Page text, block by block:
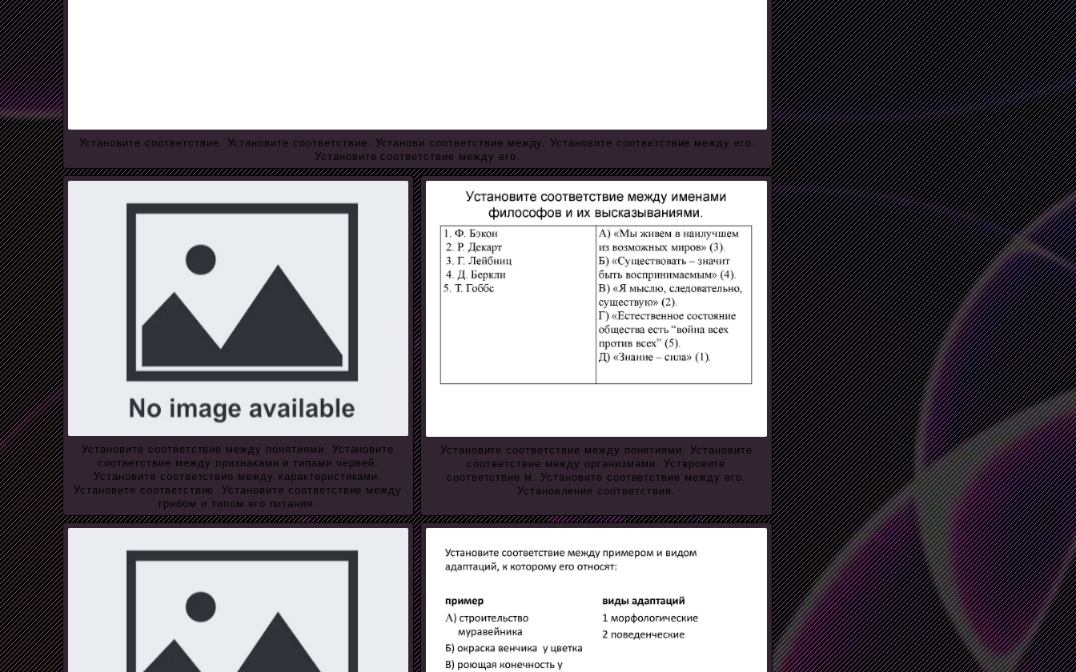
Установите соответствие. Установите соответствие. Установи соответствие между. Установите соответствие между его.
Установите соответствие между его.
Установите соответствие между понятиями. Установите
соответствие между признаками и типами червей.
Установите соответствие между характеристиками.
Установите соответствие. Установите соответствие между
грибом и типом его питания.
Установите соответствие между понятиями. Установите
соответствие между организмами. Уствровите
соответствие м. Установите соответствие между его.
Установление соответствия.